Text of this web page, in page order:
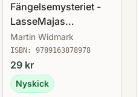
Fängelsemysteriet -
LasseMajas
Detektivbyrå
Martin Widmark
ISBN: 9789163878978
29 kr
Nyskick